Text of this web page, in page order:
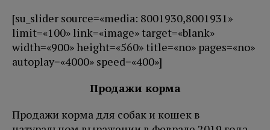
[su_slider source=«media: 8001930,8001931»
limit=«100» link=«image» target=«blank»
width=«900» height=«560» title=«no» pages=«no»
autoplay=«4000» speed=«400»]
Продажи корма
Продажи корма для собак и кошек в